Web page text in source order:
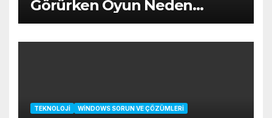
Görürken Oyun Neden
Takılır?
TEKNOLOJI WINDOWS SORUN VE ÇÖZÜMLERI